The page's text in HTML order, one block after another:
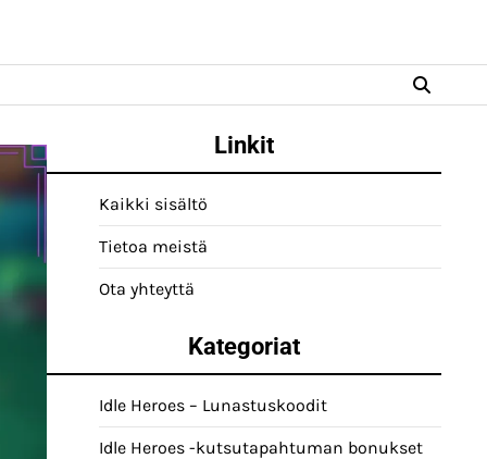
Linkit
Kaikki sisältö
Tietoa meistä
Ota yhteyttä
Kategoriat
Idle Heroes – Lunastuskoodit
Idle Heroes -kutsutapahtuman bonukset